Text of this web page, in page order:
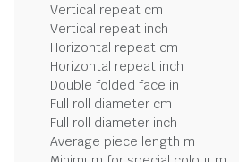
Vertical repeat cm
Vertical repeat inch
Horizontal repeat cm
Horizontal repeat inch
Double folded face in
Full roll diameter cm
Full roll diameter inch
Average piece length m